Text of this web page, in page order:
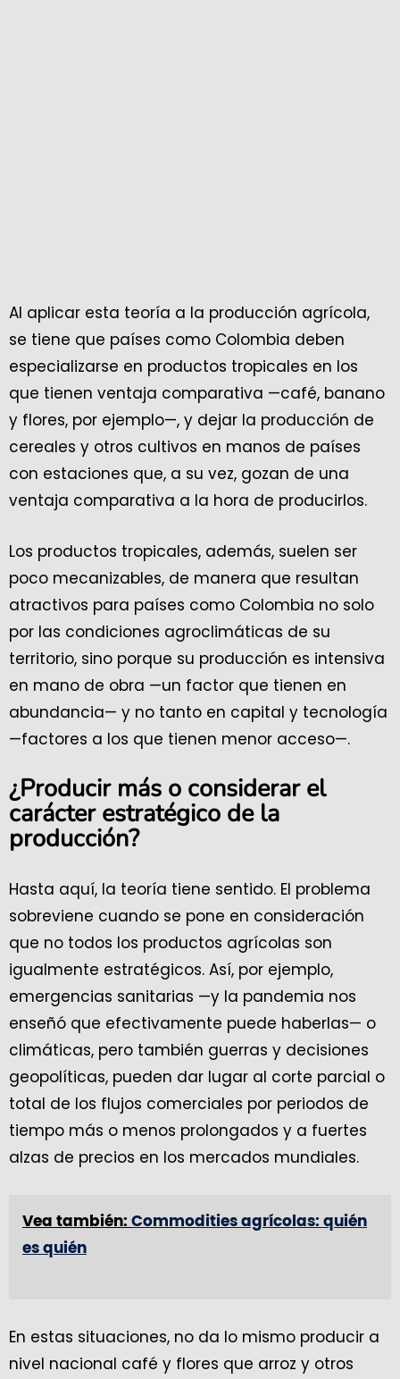
Al aplicar esta teoría a la producción agrícola,
se tiene que países como Colombia deben
especializarse en productos tropicales en los
que tienen ventaja comparativa —café, banano
y flores, por ejemplo—, y dejar la producción de
cereales y otros cultivos en manos de países
con estaciones que, a su vez, gozan de una
ventaja comparativa a la hora de producirlos.
Los productos tropicales, además, suelen ser
poco mecanizables, de manera que resultan
atractivos para países como Colombia no solo
por las condiciones agroclimáticas de su
territorio, sino porque su producción es intensiva
en mano de obra —un factor que tienen en
abundancia— y no tanto en capital y tecnología
—factores a los que tienen menor acceso—.
¿Producir más o considerar el
carácter estratégico de la
producción?
Hasta aquí, la teoría tiene sentido. El problema
sobreviene cuando se pone en consideración
que no todos los productos agrícolas son
igualmente estratégicos. Así, por ejemplo,
emergencias sanitarias —y la pandemia nos
enseñó que efectivamente puede haberlas— o
climáticas, pero también guerras y decisiones
geopolíticas, pueden dar lugar al corte parcial o
total de los flujos comerciales por periodos de
tiempo más o menos prolongados y a fuertes
alzas de precios en los mercados mundiales.
Vea también: Commodities agrícolas: quién
es quién
En estas situaciones, no da lo mismo producir a
nivel nacional café y flores que arroz y otros